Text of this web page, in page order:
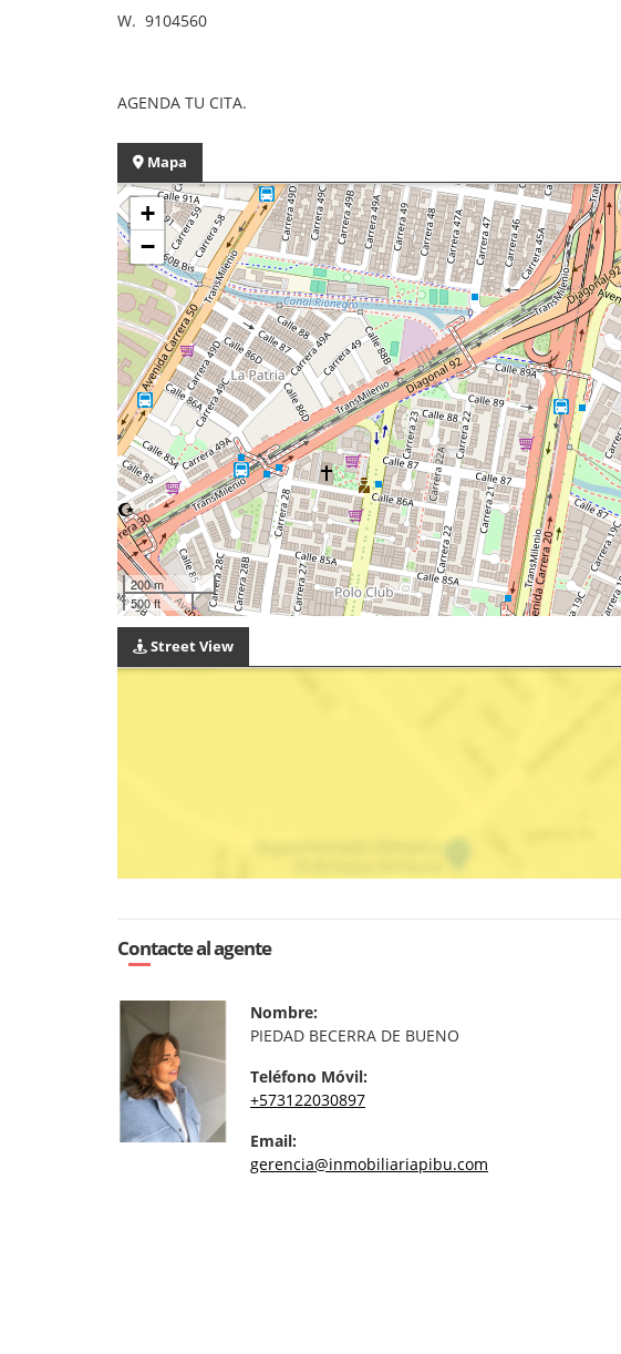
W. 9104560
AGENDA TU CITA.
Mapa
+
−
200 m
500 ft
Street View
Contacte al agente
Nombre:
PIEDAD BECERRA DE BUENO
Teléfono Móvil:
+573122030897
Email:
gerencia@inmobiliariapibu.com